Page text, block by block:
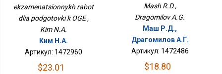
ekzamenatsionnykh rabot
dlia podgotovki k OGE ,
Kim N.A.
Ким Н.А.
Артикул: 1472960
$23.01
Mash R.D.,
Dragomilov A.G.
Маш Р.Д.,
Драгомилов А.Г.
Артикул: 1472486
$18.80